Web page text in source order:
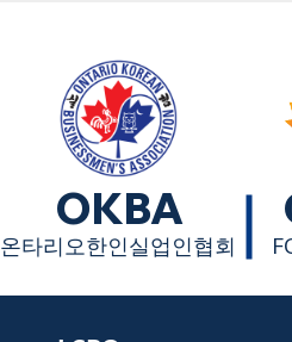
OKBA
​온타리오한인실업인협회